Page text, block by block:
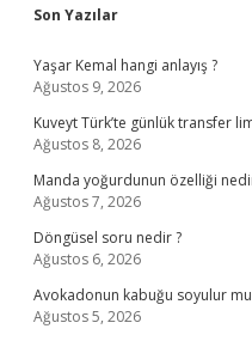
Sidebar
Son Yazılar
Yaşar Kemal hangi anlayış ?
Ağustos 9, 2026
Kuveyt Türk’te günlük transfer
Ağustos 8, 2026
Manda yoğurdunun özelliği
Ağustos 7, 2026
Döngüsel soru nedir ?
Ağustos 6, 2026
Avokadonun kabuğu soyulur
Ağustos 5, 2026